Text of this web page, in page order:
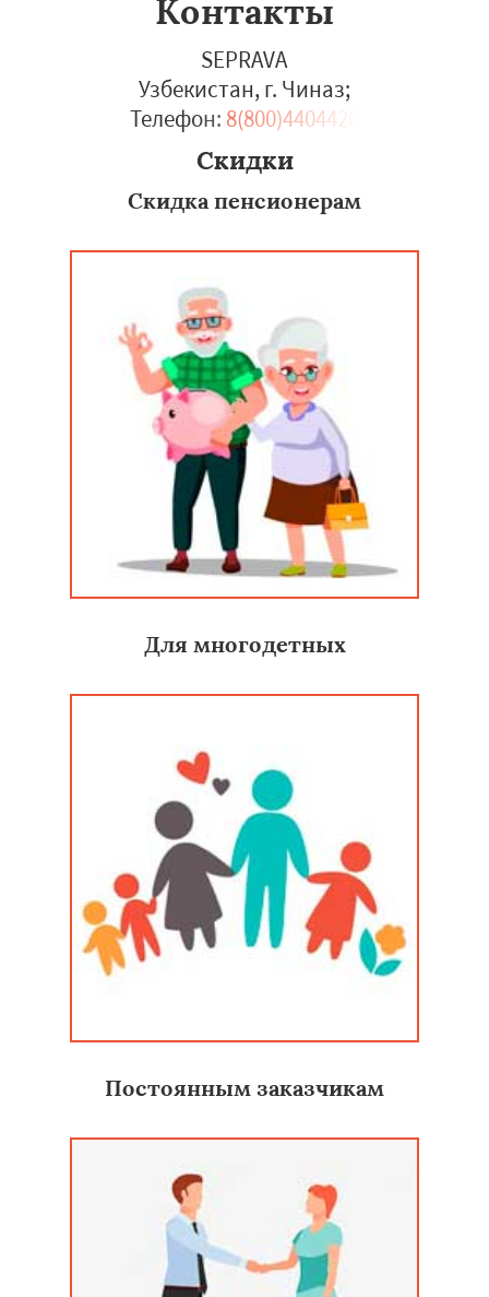
Контакты
SEPRAVA
Узбекистан, г. Чиназ;
Телефон: 8(800)4404426
Скидки
Скидка пенсионерам
Для многодетных
Постоянным заказчикам